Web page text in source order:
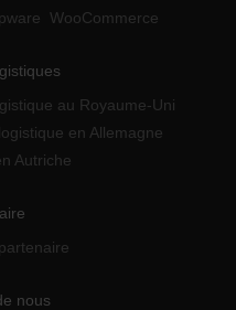
WooCommerce
au Royaume-Uni
en Allemagne
Autriche
nous